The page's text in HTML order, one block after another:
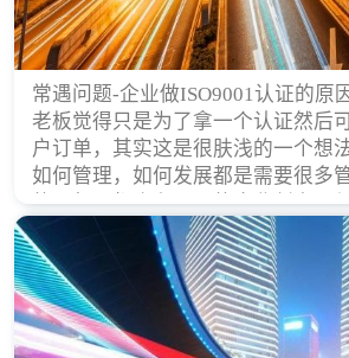
常遇问题-企业做ISO9001认证的原
老板觉得只是为了拿一个认证然后
户订单，其实这是很肤浅的一个想
如何管理，如何发展都是需要很多
的，每天都会有不同的企业创立，
实一个企业的合法，有质量保证了
认证体现价值的时候，那么键锋小
做ISO9001认证的根本原因。